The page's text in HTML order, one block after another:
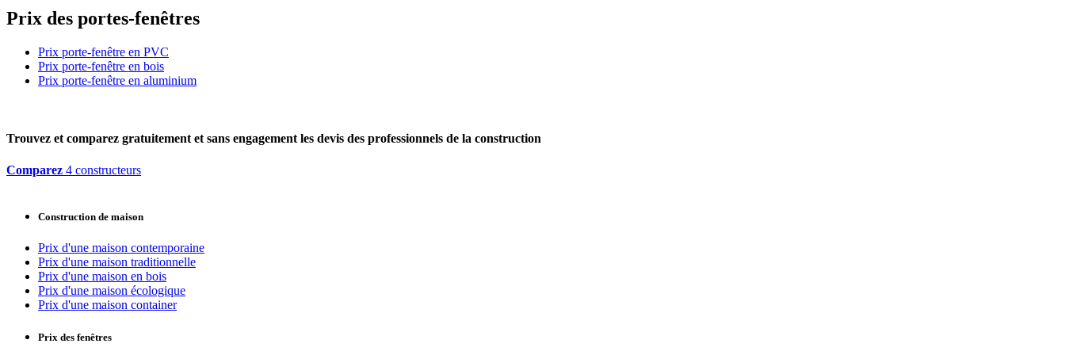
Prix des portes-fenêtres
Prix porte-fenêtre en PVC
Prix porte-fenêtre en bois
Prix porte-fenêtre en aluminium
Trouvez et comparez gratuitement et sans engagement les devis des professionnels de la construction
Comparez 4 constructeurs
Construction de maison
Prix d'une maison contemporaine
Prix d'une maison traditionnelle
Prix d'une maison en bois
Prix d'une maison écologique
Prix d'une maison container
Prix des fenêtres